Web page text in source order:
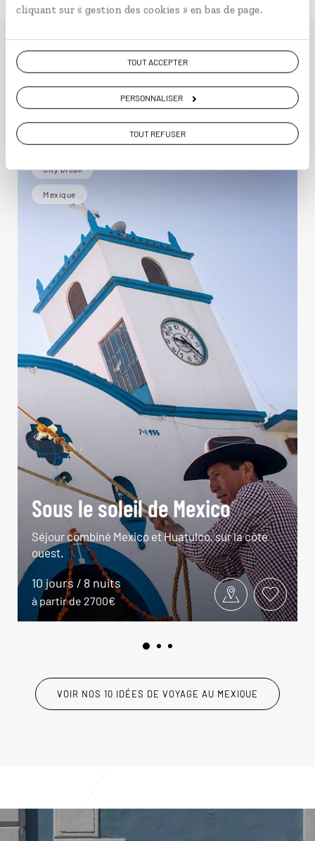
cliquant sur « gestion des cookies » en bas de page.
TOUT ACCEPTER
PERSONNALISER
TOUT REFUSER
Idées de voyage au
Mexique
City break
Mexique
Sous le soleil de Mexico
Séjour combiné Mexico et Huatulco, sur la côte
ouest.
10 jours / 8 nuits
à partir de 2700€
VOIR NOS 10 IDÉES DE VOYAGE AU MEXIQUE